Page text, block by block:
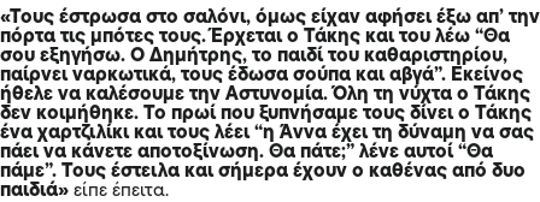
«Τους έστρωσα στο σαλόνι, όμως είχαν αφήσει έξω απ’ την
πόρτα τις μπότες τους. Έρχεται ο Τάκης και του λέω “Θα
σου εξηγήσω. Ο Δημήτρης, το παιδί του καθαριστηρίου,
παίρνει ναρκωτικά, τους έδωσα σούπα και αβγά”. Εκείνος
ήθελε να καλέσουμε την Αστυνομία. Όλη τη νύχτα ο Τάκης
δεν κοιμήθηκε. Το πρωί που ξυπνήσαμε τους δίνει ο Τάκης
ένα χαρτζιλίκι και τους λέει “η Άννα έχει τη δύναμη να σας
πάει να κάνετε αποτοξίνωση. Θα πάτε;” λένε αυτοί “Θα
πάμε”. Τους έστειλα και σήμερα έχουν ο καθένας από δυο
παιδιά» είπε έπειτα.